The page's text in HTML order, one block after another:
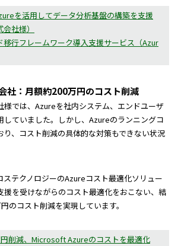
を活用してデータ分析基盤の構築を支援
社様）
移行フレームワーク導入支援サービス（Azur
社：月額約200万円のコスト削減
様では、Azureを社内システム、エンドユーザ
していました。しかし、Azureのランニングコ
り、コスト削減の具体的な対策もできない状況
ステクノロジーのAzureコスト最適化ソリュー
援を受けながらのコスト最適化をおこない、結
のコスト削減を実現しています。
削減、Microsoft Azureのコストを最適化